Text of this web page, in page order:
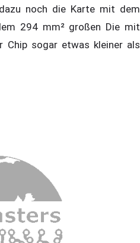
noch die Karte mit dem
294 mm² großen Die mit
Chip sogar etwas kleiner als